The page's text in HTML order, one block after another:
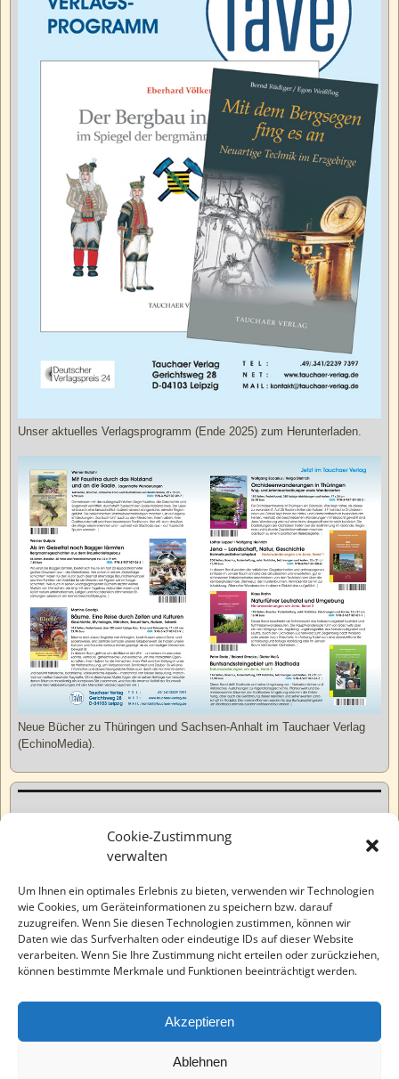
Cookie-Zustimmung
verwalten
Um Ihnen ein optimales Erlebnis zu bieten, verwenden wir Technologien
wie Cookies, um Geräteinformationen zu speichern bzw. darauf
zuzugreifen. Wenn Sie diesen Technologien zustimmen, können wir
Daten wie das Surfverhalten oder eindeutige IDs auf dieser Website
verarbeiten. Wenn Sie Ihre Zustimmung nicht erteilen oder zurückziehen,
können bestimmte Merkmale und Funktionen beeinträchtigt werden.
Akzeptieren
Ablehnen
Unser aktuelles Verlagsprogramm (Ende 2025) zum Herunterladen.
Neue Bücher zu Thüringen und Sachsen-Anhalt im Tauchaer Verlag
(EchinoMedia).
Varia